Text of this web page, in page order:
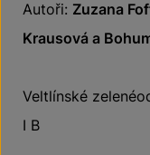
Autoři: Zuzana
Krausová a
Veltlínské
I B